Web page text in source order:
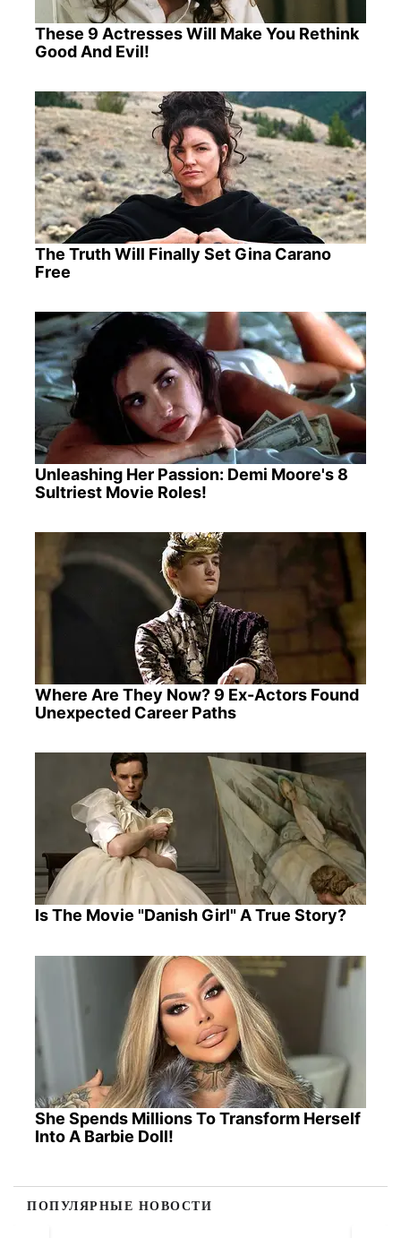
These 9 Actresses Will Make You Rethink
Good And Evil!
The Truth Will Finally Set Gina Carano
Free
Unleashing Her Passion: Demi Moore's 8
Sultriest Movie Roles!
Where Are They Now? 9 Ex-Actors Found
Unexpected Career Paths
Is The Movie "Danish Girl" A True Story?
She Spends Millions To Transform Herself
Into A Barbie Doll!
ПОПУЛЯРНЫЕ НОВОСТИ